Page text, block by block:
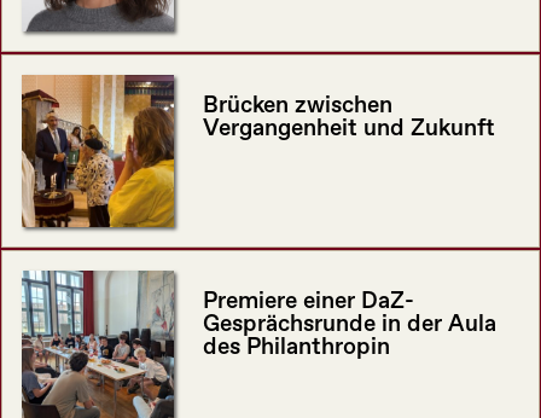
Brücken zwischen
Vergangenheit und Zukunft
Premiere einer DaZ-
Gesprächsrunde in der Aula
des Philanthropin